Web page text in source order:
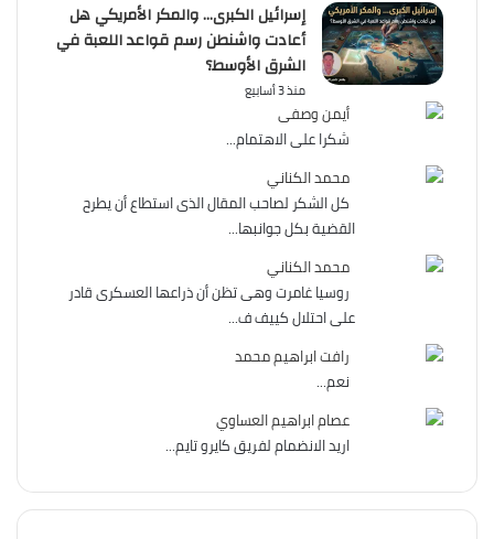
إسرائيل الكبرى… والمكر الأمريكي هل
أعادت واشنطن رسم قواعد اللعبة في
الشرق الأوسط؟
منذ 3 أسابيع
أيمن وصفى
شكرا على الاهتمام...
محمد الكناني
كل الشكر لصاحب المقال الذى استطاع أن يطرح
القضية بكل جوانبها...
محمد الكناني
روسيا غامرت وهى تظن أن ذراعها العسكرى قادر
على احتلال كييف ف...
رافت ابراهيم محمد
نعم...
عصام ابراهيم العساوي
اريد الانضمام لفريق كايرو تايم...